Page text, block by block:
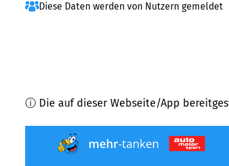
Diese Daten werden von Nutzern gemeldet
ⓘ Die auf dieser Webseite/App